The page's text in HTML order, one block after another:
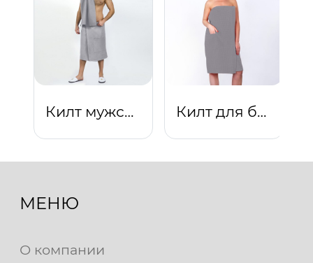
Килт мужской (серебро) Килт для бани и сауны женский (серебро)
МЕНЮ
О компании